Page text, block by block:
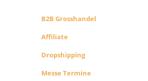
B2B Grosshandel
Affiliate
Dropshipping
Messe Termine